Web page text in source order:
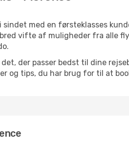
med en førsteklasses
vifte af muligheder fra alle
der passer bedst til dine
og tips, du har brug for til at